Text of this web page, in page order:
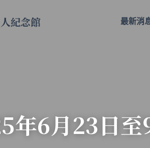
紀念館 最新消
年6月23日至